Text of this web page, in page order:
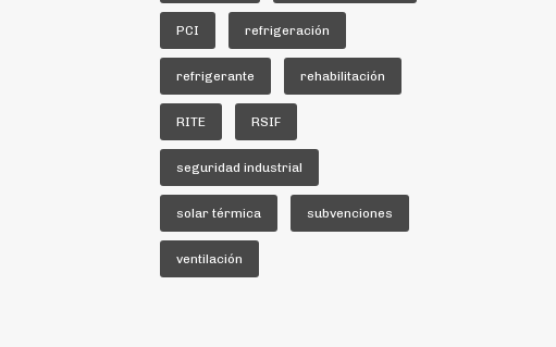
PCI refrigeración
refrigerante rehabilitación
RITE RSIF
seguridad industrial
solar térmica subvenciones
ventilación